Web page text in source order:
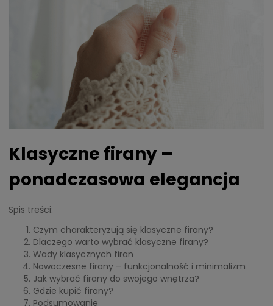
Klasyczne firany –
ponadczasowa elegancja
Spis treści:
Czym charakteryzują się klasyczne firany?
Dlaczego warto wybrać klasyczne firany?
Wady klasycznych firan
Nowoczesne firany – funkcjonalność i minimalizm
Jak wybrać firany do swojego wnętrza?
Gdzie kupić firany?
Podsumowanie